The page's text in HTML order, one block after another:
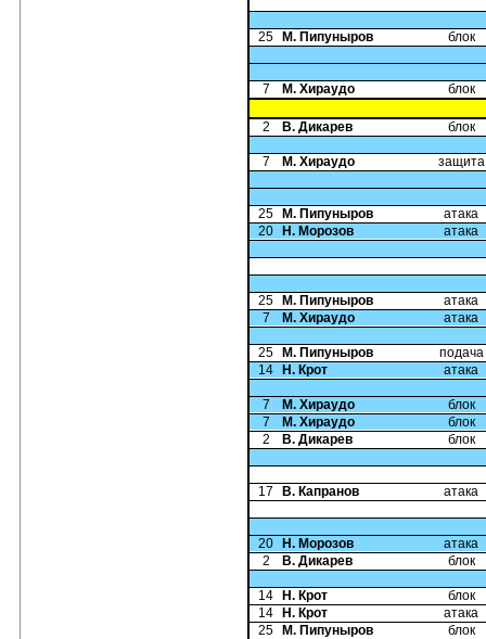
25 М. Пипуныров блок
7 М. Хираудо блок
2 В. Дикарев блок
7 М. Хираудо защита
25 М. Пипуныров
атака
20
Н. Морозов атака
25 М. Пипуныров
атака
7
М. Хираудо атака
25 М. Пипуныров
подача
14
Н. Крот атака
7 М. Хираудо
блок
7
М. Хираудо
блок
2
В. Дикарев блок
17 В. Капранов атака
20 Н. Морозов
атака
2
В. Дикарев блок
14 Н. Крот
блок
14
Н. Крот
атака
25
М. Пипуныров блок